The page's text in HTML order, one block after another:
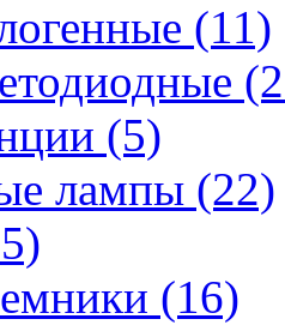
(11)
(5)
лампы (22)
(16)